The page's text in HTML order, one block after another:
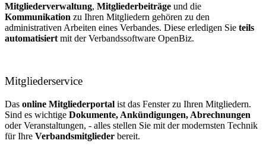
Mitgliederverwaltung, Mitgliederbeiträge und die
Kommunikation zu Ihren Mitgliedern gehören zu den
administrativen Arbeiten eines Verbandes. Diese erledigen Sie teils
automatisiert mit der Verbandssoftware OpenBiz.
Mitgliederservice
Das online Mitgliederportal ist das Fenster zu Ihren Mitgliedern.
Sind es wichtige Dokumente, Ankündigungen, Abrechnungen
oder Veranstaltungen, - alles stellen Sie mit der modernsten Technik
für Ihre Verbandsmitglieder bereit.